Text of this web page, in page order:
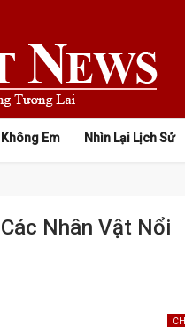
Em Nhìn Lại Lịch Sử
Nhân Vật Nổi